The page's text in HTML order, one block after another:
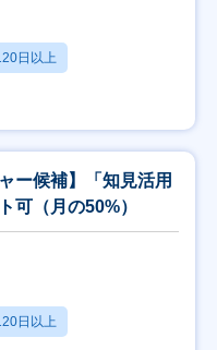
日以上
ー候補】「知見活用
可（月の50%）
日以上